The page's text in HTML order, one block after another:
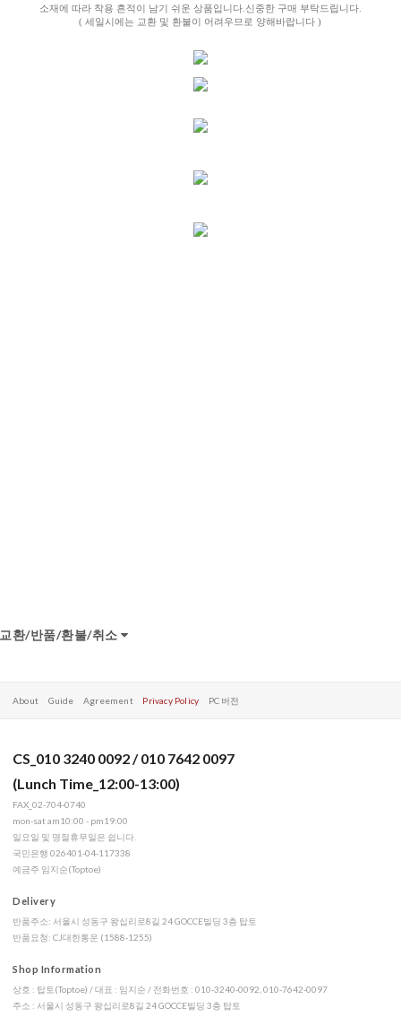
소재에 따라 착용 흔적이 남기 쉬운 상품입니다.신중한 구매 부탁드립니다.
( 세일시에는 교환 및 환불이 어려우므로 양해바랍니다 )
교환/반품/환불/취소
About Guide Agreement Privacy Policy PC 버전
CS_010 3240 0092 / 010 7642 0097
(Lunch Time_12:00-13:00)
FAX_02-704-0740
mon-sat am10:00 - pm19:00
일요일 및 명절휴무일은 쉽니다.
국민은행 026401-04-117338
예금주 임지순(Toptoe)
Delivery
반품주소: 서울시 성동구 왕십리로8길 24 GOCCE빌딩 3층 탑토
반품요청: CJ대한통운 (1588-1255)
Shop Information
상호 : 탑토(Toptoe) / 대표 : 임지순 / 전화번호 : 010-3240-0092, 010-7642-0097
주소 : 서울시 성동구 왕십리로8길 24 GOCCE빌딩 3층 탑토